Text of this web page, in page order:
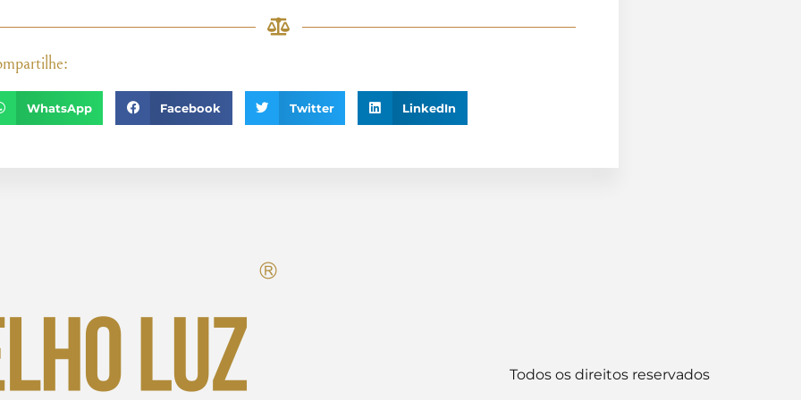
WhatsApp Facebook Twitter LinkedIn
Todos os direitos reservados